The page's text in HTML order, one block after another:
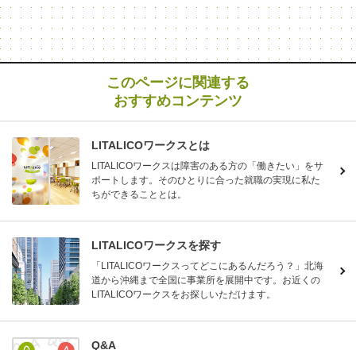
このページに関連する
おすすめコンテンツ
LITALICOワークスとは
LITALICOワークスは障害のある方の「働きたい」をサ
ポートします。そのひとりに合った就職の実現に私た
ちができることとは。
LITALICOワークスを探す
「LITALICOワークスってどこにあるんだろう？」北海
道から沖縄まで全国に事業所を展開中です。お近くの
LITALICOワークスをお探しいただけます。
Q&A